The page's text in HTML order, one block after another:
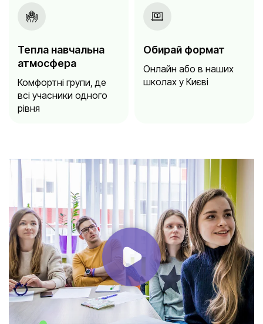
Тепла навчальна
атмосфера
Комфортні групи, де
всі учасники одного
рівня
Обирай формат
Онлайн або в наших
школах у Києві